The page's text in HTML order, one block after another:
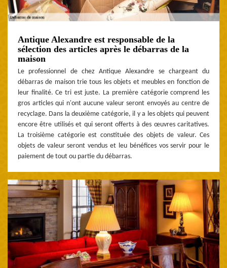
Antique Alexandre est responsable de la
sélection des articles après le débarras de la
maison
Le professionnel de chez Antique Alexandre se chargeant du
débarras de maison trie tous les objets et meubles en fonction de
leur finalité. Ce tri est juste. La première catégorie comprend les
gros articles qui n'ont aucune valeur seront envoyés au centre de
recyclage. Dans la deuxième catégorie, il y a les objets qui peuvent
encore être utilisés et qui seront offerts à des œuvres caritatives.
La troisième catégorie est constituée des objets de valeur. Ces
objets de valeur seront vendus et leu bénéfices vos servir pour le
paiement de tout ou partie du débarras.